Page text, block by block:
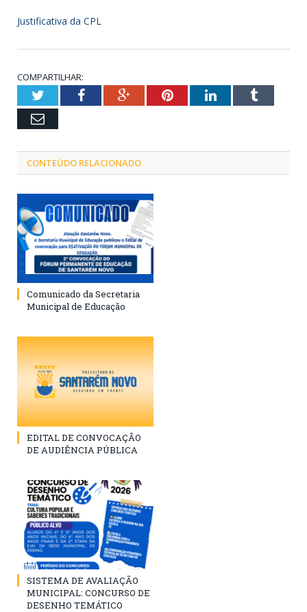
Justificativa da CPL
COMPARTILHAR:
TwitterFacebookGoogle+PinterestLinkedInTumblr
Email
CONTEÚDO RELACIONADO
Comunicado da Secretaria
Municipal de Educação
EDITAL DE CONVOCAÇÃO
DE AUDIÊNCIA PÚBLICA
SISTEMA DE AVALIAÇÃO
MUNICIPAL: CONCURSO DE
DESENHO TEMÁTICO